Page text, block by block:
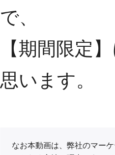
で、
【期間限定
思います。
なお本動画は、弊社のマー